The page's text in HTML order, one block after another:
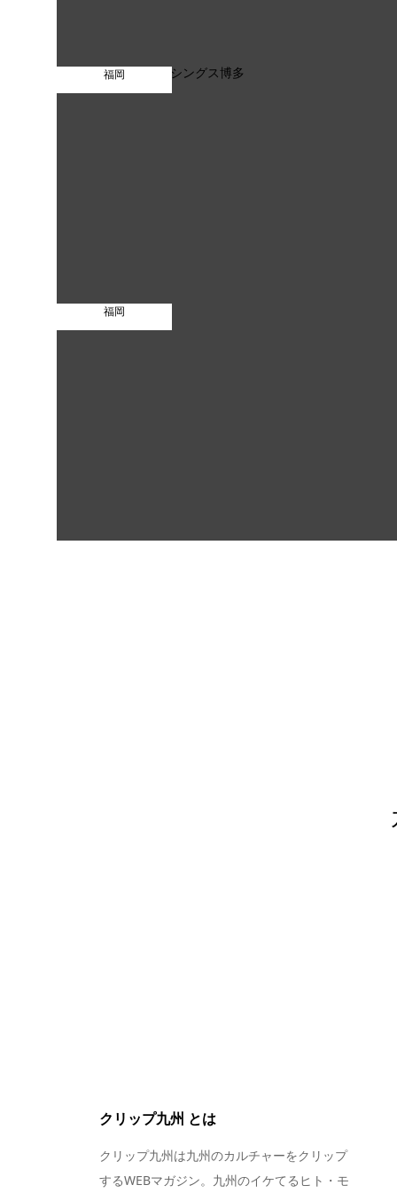
福岡
福岡
クリップ九州 とは
クリップ九州は九州のカルチャーをクリップ
するWEBマガジン。九州のイケてるヒト・モ